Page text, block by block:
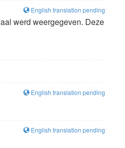
English translation pending
werd weergegeven. Deze
English translation pending
English translation pending